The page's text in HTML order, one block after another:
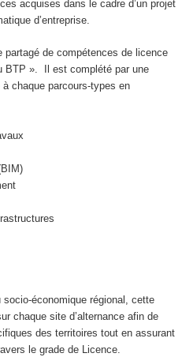
acquises dans le cadre d’un projet
d’entreprise.
de compétences de licence
BTP ». Il est complété par une
chaque parcours-types en
régional, cette
chaque site d’alternanceafin de
des territoires tout en assurant
le grade de Licence.